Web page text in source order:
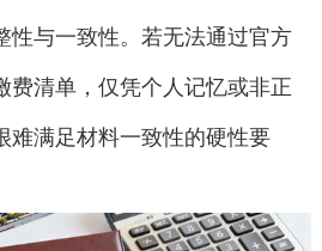
性与一致性。若无法通过官方
费清单，仅凭个人记忆或非正
难满足材料一致性的硬性要